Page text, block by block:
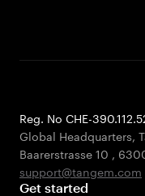
Reg. No CHE-
Global Headquarters,
Baarerstrasse 10 ,
support@tangem.com
Get started